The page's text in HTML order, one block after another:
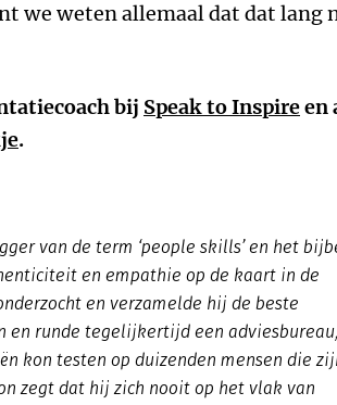
we weten allemaal dat dat lang
bij Speak to Inspireen
.
van de term ‘people skills’ en het
en empathie op de kaart in de
en verzamelde hij de beste
en runde tegelijkertijd een adviesbureau,
kon testen op duizenden mensen die
zegt dat hij zich nooit op het vlak van